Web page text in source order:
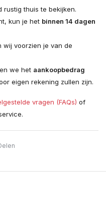
rustig thuis te bekijken.
kun je het binnen 14 dagen
wij voorzien je van de
we het aankoopbedrag
eigen rekening zullen zijn.
vragen (FAQs) of